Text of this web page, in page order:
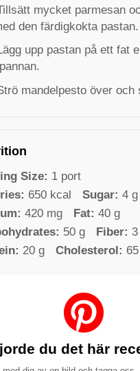
mycket parmesan
den färdigkokta pastan.
upp pastan på ett fat
mandelpesto över och
Size: 1 port
650 kcal Sugar: 4 g
420 mg Fat: 40 g
50 g Fiber:
20 g Cholesterol:
du det här